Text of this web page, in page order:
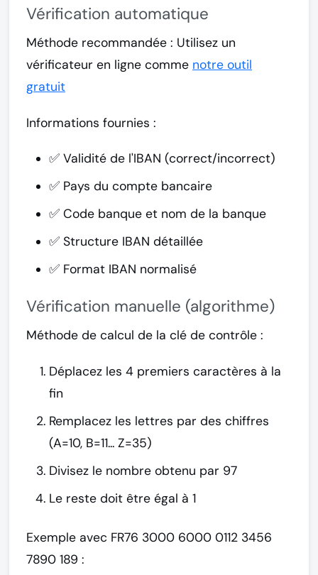
Vérification automatique
Méthode recommandée : Utilisez un
vérificateur en ligne comme notre outil
gratuit
Informations fournies :
✅ Validité de l'IBAN (correct/incorrect)
✅ Pays du compte bancaire
✅ Code banque et nom de la banque
✅ Structure IBAN détaillée
✅ Format IBAN normalisé
Vérification manuelle (algorithme)
Méthode de calcul de la clé de contrôle :
Déplacez les 4 premiers caractères à la
fin
Remplacez les lettres par des chiffres
(A=10, B=11... Z=35)
Divisez le nombre obtenu par 97
Le reste doit être égal à 1
Exemple avec FR76 3000 6000 0112 3456
7890 189 :